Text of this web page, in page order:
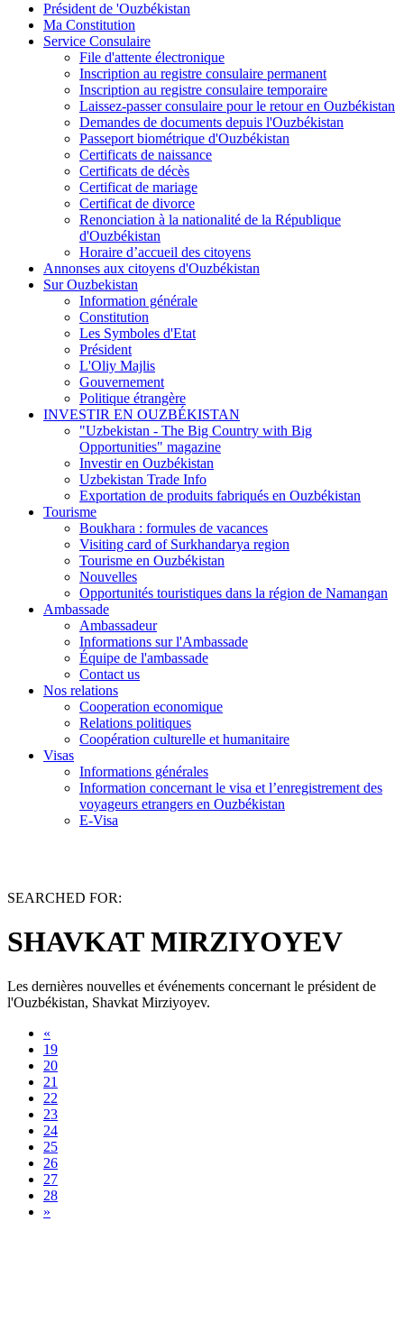
Président de 'Ouzbékistan
Ma Constitution
Service Consulaire
File d'attente électronique
Inscription au registre consulaire permanent
Inscription au registre consulaire temporaire
Laissez-passer consulaire pour le retour en Ouzbékistan
Demandes de documents depuis l'Ouzbékistan
Passeport biométrique d'Ouzbékistan
Certificats de naissance
Certificats de décès
Certificat de mariage
Certificat de divorce
Renonciation à la nationalité de la République
d'Ouzbékistan
Horaire d’accueil des citoyens
Annonses aux citoyens d'Ouzbékistan
Sur Ouzbekistan
Information générale
Constitution
Les Symboles d'Etat
Président
L'Oliy Majlis
Gouvernement
Politique étrangère
INVESTIR EN OUZBÉKISTAN
"Uzbekistan - The Big Country with Big
Opportunities" magazine
Investir en Ouzbékistan
Uzbekistan Trade Info
Exportation de produits fabriqués en Ouzbékistan
Tourisme
Boukhara : formules de vacances
Visiting card of Surkhandarya region
Tourisme en Ouzbékistan
Nouvelles
Opportunités touristiques dans la région de Namangan
Ambassade
Ambassadeur
Informations sur l'Ambassade
Équipe de l'ambassade
Contact us
Nos relations
Cooperation economique
Relations politiques
Coopération culturelle et humanitaire
Visas
Informations générales
Information concernant le visa et l’enregistrement des
voyageurs etrangers en Ouzbékistan
E-Visa
SEARCHED FOR:
SHAVKAT MIRZIYOYEV
Les dernières nouvelles et événements concernant le président de
l'Ouzbékistan, Shavkat Mirziyoyev.
«
19
20
21
22
23
24
25
26
27
28
»